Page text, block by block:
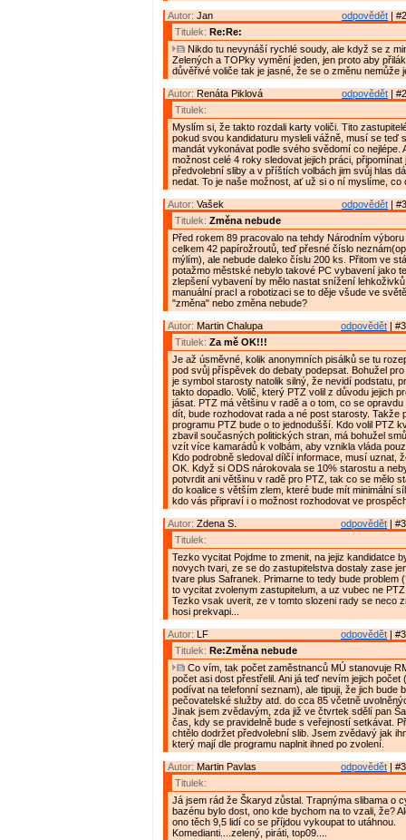
odpovědět |
Autor: Jan
Titulek: Re:Re:
Nikdo tu nevynáší rychlé soudy, ale když se z
Zelených a TOPky vymění jeden, jen proto aby
důvěřivé voliče tak je jasné, že se o změnu nemůže
odpovědět |
Autor: Renáta Piklová
Titulek:
Myslím si, že takto rozdali karty voliči. Tito
pokud svou kandidaturu mysleli vážně, musí se teď
mandát vykonávat podle svého svědomí co nejlépe.
možnost celé 4 roky sledovat jejich práci, připomínat
předvolební sliby a v příštích volbách jim svůj hlas
nedat. To je naše možnost, ať už si o ní myslíme, co
odpovědět |
Autor: Vašek
Titulek: Změna nebude
Před rokem 89 pracovalo na tehdy Národním
celkem 42 papírožroutů, teď přesné číslo
mýlím), ale nebude daleko číslu 200 ks. Přitom ve
potažmo městské nebylo takové PC vybavení jako
zlepšení vybavení by mělo nastat snížení
manuální pracI a robotizaci se to děje všude ve
"změna" nebo změna nebude?
odpovědět |
Autor: Martin Chalupa
Titulek: Za mě OK!!!
Je až úsměvné, kolik anonymních pisálků se tu
pod svůj příspěvek do debaty podepsat. Bohužel
je symbol starosty natolik silný, že nevidí podstatu,
takto dopadlo. Volič, který PTZ volil z důvodu jejich
jásat. PTZ má většinu v radě a o tom, co se
dít, bude rozhodovat rada a né post starosty. Takže
programu PTZ bude o to jednodušší. Kdo volil PTZ
zbavil současných politických stran, má bohužel
vzít více kamarádů k volbám, aby vznikla vláda
Kdo podrobně sledoval dílčí informace, musí uznat,
OK. Když si ODS nárokovala se 10% starostu a
potvrdit ani většinu v radě pro PTZ, tak co se mělo
do koalice s větším zlem, které bude mít minimální
kdo vás připraví i o možnost rozhodovat ve
odpovědět |
Autor: Zdena S.
Titulek:
Tezko vycitat Pojdme to zmenit, na jejiz kandidatce
novych tvari, ze se do zastupitelstva dostaly zase
tvare plus Safranek. Primarne to tedy bude problem
to vycitat zvolenym zastupitelum, a uz vubec ne
Tezko vsak uverit, ze v tomto slozeni rady se neco
hosi prekvapi...
odpovědět |
Autor: LF
Titulek: Re:Změna nebude
Co vím, tak počet zaměstnanců MÚ stanovuje
počet asi dost přestřelil. Ani já teď nevím jejich počet
podívat na telefonní seznam), ale tipuji, že jich bude
pečovatelské služby atd. do cca 85 včetně
Jinak jsem zvědavým, zda již ve čtvrtek sdělí pan
čas, kdy se pravidelně bude s veřejností setkávat.
chtělo dodržet předvolební slib. Jsem zvědavý jak
který mají dle programu naplnit ihned po zvolení.
odpovědět |
Autor: Martin Pavlas
Titulek:
Já jsem rád že Škaryd zůstal. Trapnýma slibama o
bazénu bylo dost, ono kde bychom na to vzali, že?
ono těch 9,5 lidí co se příjdou vykoupat to utáhnou.
Komedianti....zelený, piráti, top09....